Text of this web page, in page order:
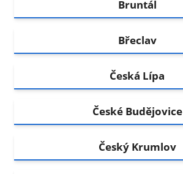
Bruntál
Břeclav
Česká Lípa
České Budějovice
Český Krumlov